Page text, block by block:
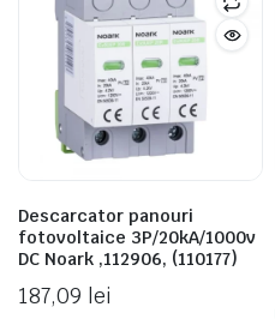
Descarcator panouri
fotovoltaice 3P/20kA/1000v
DC Noark ,112906, (110177)
187,09 lei